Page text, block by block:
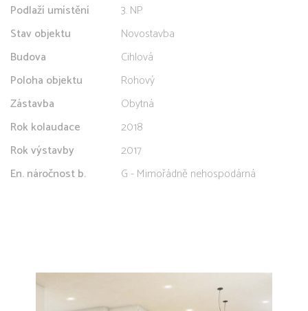
Podlaží umístění
3. NP
Stav objektu
Novostavba
Budova
Cihlová
Poloha objektu
Rohový
Zástavba
Obytná
Rok kolaudace
2018
Rok výstavby
2017
En. náročnost b.
G - Mimořádně nehospodárná